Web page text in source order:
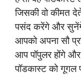
जिसकी वो कीमत
पसंद करेंगे और सुनेंगे
आपको अपना सौ
आप पॉपुलर होंगे
पॉडकास्ट को गूगल